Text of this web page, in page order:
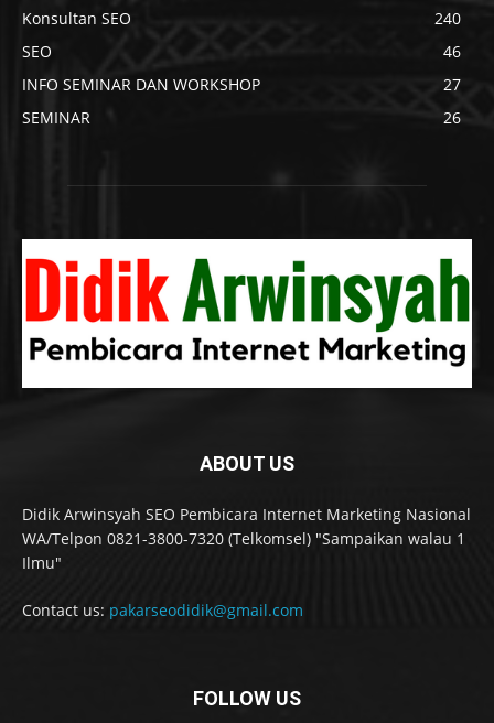
Konsultan SEO
240
SEO
46
INFO SEMINAR DAN WORKSHOP
27
SEMINAR
26
ABOUT US
Didik Arwinsyah SEO Pembicara Internet Marketing Nasional
WA/Telpon 0821-3800-7320 (Telkomsel) "Sampaikan walau 1
Ilmu"
Contact us: pakarseodidik@gmail.com
FOLLOW US